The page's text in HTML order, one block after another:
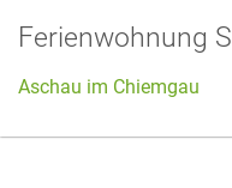
Ferienwohnung
Aschau im Chiemgau